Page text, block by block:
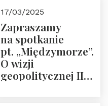
“Rosja-Niemcy…”
17/03/2025
Zapraszamy
na spotkanie
pt. „Międzymorze”.
O wizji
geopolitycznej II